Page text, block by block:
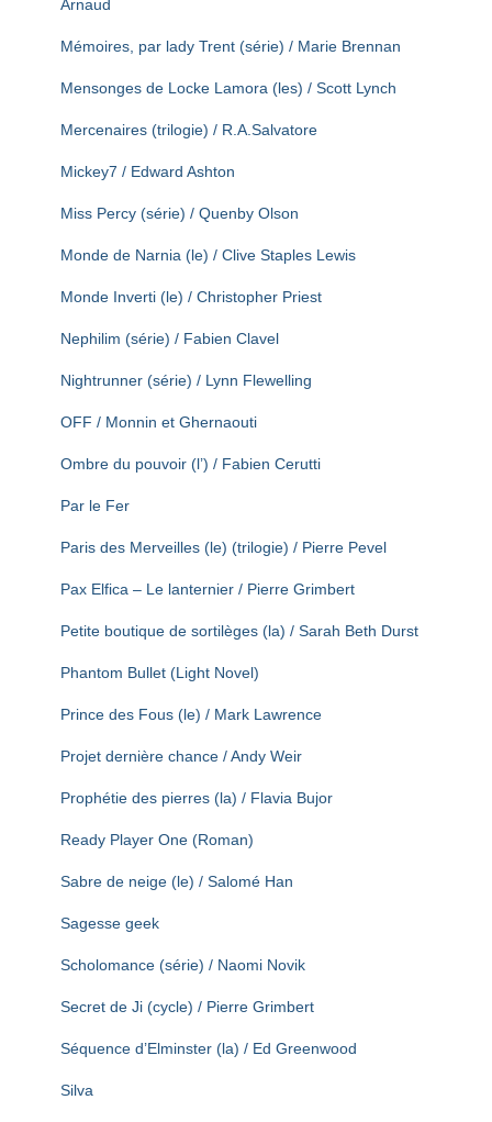
Arnaud
Mémoires, par lady Trent (série) / Marie Brennan
Mensonges de Locke Lamora (les) / Scott Lynch
Mercenaires (trilogie) / R.A.Salvatore
Mickey7 / Edward Ashton
Miss Percy (série) / Quenby Olson
Monde de Narnia (le) / Clive Staples Lewis
Monde Inverti (le) / Christopher Priest
Nephilim (série) / Fabien Clavel
Nightrunner (série) / Lynn Flewelling
OFF / Monnin et Ghernaouti
Ombre du pouvoir (l’) / Fabien Cerutti
Par le Fer
Paris des Merveilles (le) (trilogie) / Pierre Pevel
Pax Elfica – Le lanternier / Pierre Grimbert
Petite boutique de sortilèges (la) / Sarah Beth Durst
Phantom Bullet (Light Novel)
Prince des Fous (le) / Mark Lawrence
Projet dernière chance / Andy Weir
Prophétie des pierres (la) / Flavia Bujor
Ready Player One (Roman)
Sabre de neige (le) / Salomé Han
Sagesse geek
Scholomance (série) / Naomi Novik
Secret de Ji (cycle) / Pierre Grimbert
Séquence d’Elminster (la) / Ed Greenwood
Silva